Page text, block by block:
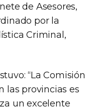
de Asesores,
por la
Criminal,
“La Comisión
las provincias es
un excelente